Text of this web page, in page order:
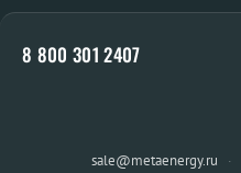
8 800 301 2407
sale@metaenergy.ru ·